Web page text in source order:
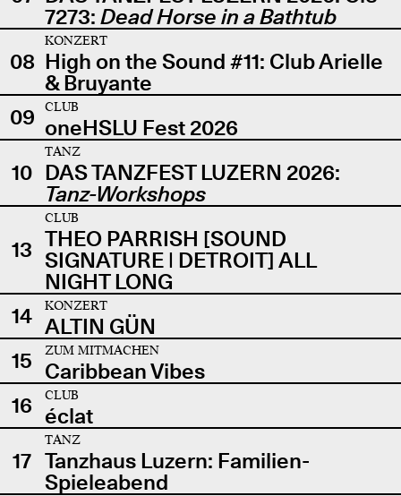
7273: Dead Horse in a Bathtub
08
KONZERT
High on the Sound #11: Club Arielle
& Bruyante
09
CLUB
oneHSLU Fest 2026
10
TANZ
DAS TANZFEST LUZERN 2026:
Tanz-Workshops
13
CLUB
THEO PARRISH [SOUND
SIGNATURE | DETROIT] ALL
NIGHT LONG
14
KONZERT
ALTIN GÜN
15
ZUM MITMACHEN
Caribbean Vibes
16
CLUB
éclat
17
TANZ
Tanzhaus Luzern: Familien-
Spieleabend